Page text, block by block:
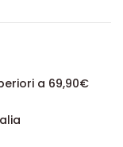
a 69,90€